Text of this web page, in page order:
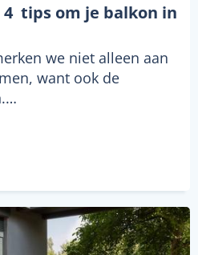
tips om je balkon in
we niet alleen aan
want ook de